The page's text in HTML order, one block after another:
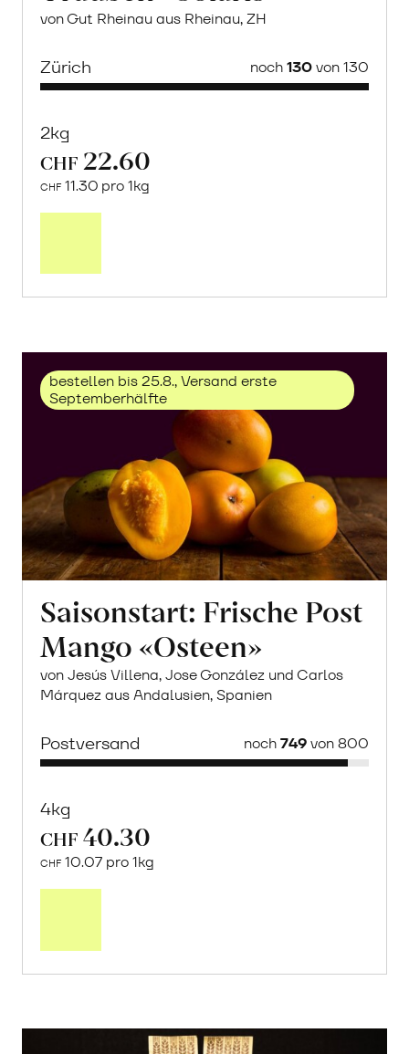
von Gut Rheinau aus Rheinau, ZH
Zürich noch130von 130
2kg
CHF 22.60
CHF 11.30 pro 1kg
erfahren
bestellen bis 25.8., Versand erste
Septemberhälfte
Saisonstart: Frische Post
Mango «Osteen»
von Jesús Villena, Jose González und Carlos
Márquez aus Andalusien, Spanien
Postversand noch749von 800
4kg
CHF 40.30
CHF 10.07 pro 1kg
Post
erfahren